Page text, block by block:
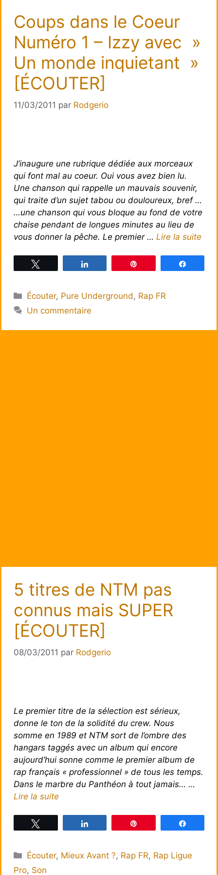
Coups dans le Coeur
Numéro 1 – Izzy avec »
Un monde inquietant »
[ÉCOUTER]
11/03/2011 par Rodgerio
J’inaugure une rubrique dédiée aux morceaux
qui font mal au coeur. Oui vous avez bien lu.
Une chanson qui rappelle un mauvais souvenir,
qui traite d’un sujet tabou ou douloureux, bref …
…une chanson qui vous bloque au fond de votre
chaise pendant de longues minutes au lieu de
vous donner la pêche. Le premier … Lire la suite
Catégories
Écouter, Pure Underground, Rap FR
Un commentaire
5 titres de NTM pas
connus mais SUPER
[ÉCOUTER]
08/03/2011 par Rodgerio
Le premier titre de la sélection est sérieux,
donne le ton de la solidité du crew. Nous
somme en 1989 et NTM sort de l’ombre des
hangars taggés avec un album qui encore
aujourd’hui sonne comme le premier album de
rap français « professionnel » de tous les temps.
Dans le marbre du Panthéon à tout jamais… …
Lire la suite
Catégories
Écouter, Mieux Avant ?, Rap FR, Rap Ligue
Pro, Son